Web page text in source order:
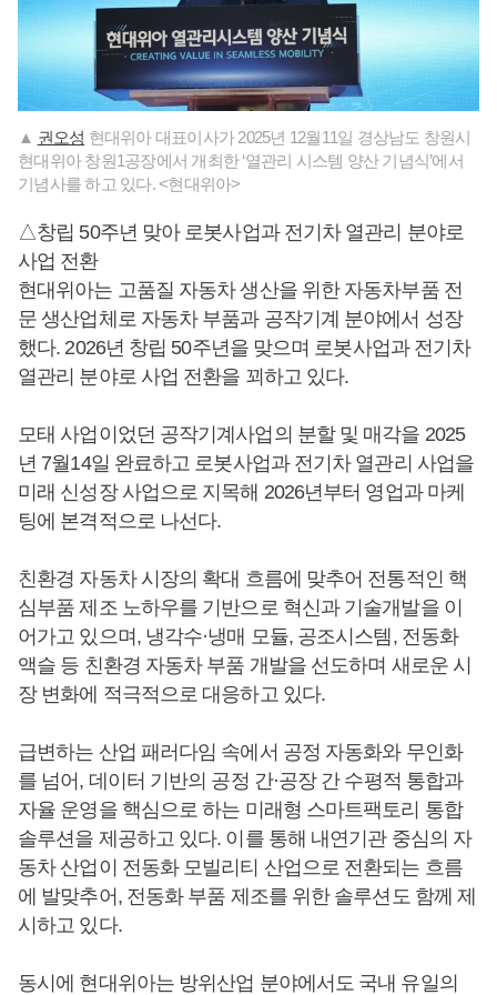
▲ 권오성 현대위아 대표이사가 2025년 12월11일 경상남도 창원시
현대위아 창원1공장에서 개최한 ‘열관리 시스템 양산 기념식’에서
기념사를 하고 있다. <현대위아>
△창립 50주년 맞아 로봇사업과 전기차 열관리 분야로
사업 전환
현대위아는 고품질 자동차 생산을 위한 자동차부품 전
문 생산업체로 자동차 부품과 공작기계 분야에서 성장
했다. 2026년 창립 50주년을 맞으며 로봇사업과 전기차
열관리 분야로 사업 전환을 꾀하고 있다.
모태 사업이었던 공작기계사업의 분할 및 매각을 2025
년 7월14일 완료하고 로봇사업과 전기차 열관리 사업을
미래 신성장 사업으로 지목해 2026년부터 영업과 마케
팅에 본격적으로 나선다.
친환경 자동차 시장의 확대 흐름에 맞추어 전통적인 핵
심부품 제조 노하우를 기반으로 혁신과 기술개발을 이
어가고 있으며, 냉각수·냉매 모듈, 공조시스템, 전동화
액슬 등 친환경 자동차 부품 개발을 선도하며 새로운 시
장 변화에 적극적으로 대응하고 있다.
급변하는 산업 패러다임 속에서 공정 자동화와 무인화
를 넘어, 데이터 기반의 공정 간·공장 간 수평적 통합과
자율 운영을 핵심으로 하는 미래형 스마트팩토리 통합
솔루션을 제공하고 있다. 이를 통해 내연기관 중심의 자
동차 산업이 전동화 모빌리티 산업으로 전환되는 흐름
에 발맞추어, 전동화 부품 제조를 위한 솔루션도 함께 제
시하고 있다.
동시에 현대위아는 방위산업 분야에서도 국내 유일의